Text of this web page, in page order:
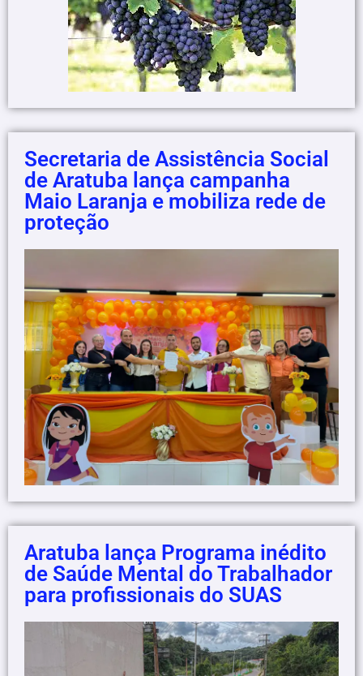
Secretaria de Assistência Social
de Aratuba lança campanha
Maio Laranja e mobiliza rede de
proteção
Aratuba lança Programa inédito
de Saúde Mental do Trabalhador
para profissionais do SUAS